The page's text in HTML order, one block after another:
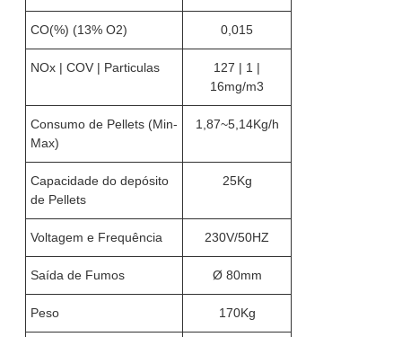
CO(%) (13% O2) 0,015
NOx | COV | Particulas
127 | 1 |
16mg/m3
Consumo de Pellets (Min-
Max)
1,87~5,14Kg/h
Capacidade do depósito
de Pellets
25Kg
Voltagem e Frequência 230V/50HZ
Saída de Fumos Ø 80mm
Peso 170Kg